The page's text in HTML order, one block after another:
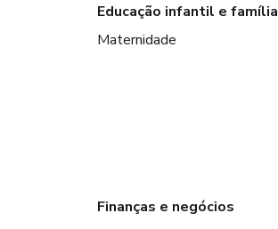
Educação infantil e família
Maternidade
Finanças e negócios